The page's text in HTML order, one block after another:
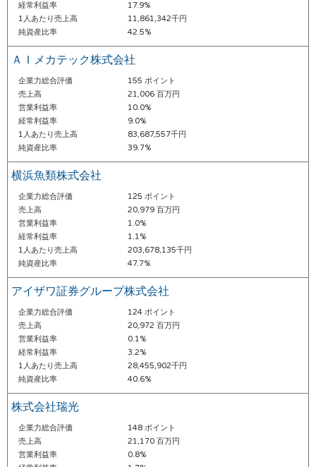
経常利益率
17.9%
1人あたり売上高
11,861,342千円
純資産比率
42.5%
ＡＩメカテック株式会社
企業力総合評価
155 ポイント
売上高
21,006 百万円
営業利益率
10.0%
経常利益率
9.0%
1人あたり売上高
83,687,557千円
純資産比率
39.7%
横浜魚類株式会社
企業力総合評価
125 ポイント
売上高
20,979 百万円
営業利益率
1.0%
経常利益率
1.1%
1人あたり売上高
203,678,135千円
純資産比率
47.7%
アイザワ証券グループ株式会社
企業力総合評価
124 ポイント
売上高
20,972 百万円
営業利益率
0.1%
経常利益率
3.2%
1人あたり売上高
28,455,902千円
純資産比率
40.6%
株式会社瑞光
企業力総合評価
148 ポイント
売上高
21,170 百万円
営業利益率
0.8%